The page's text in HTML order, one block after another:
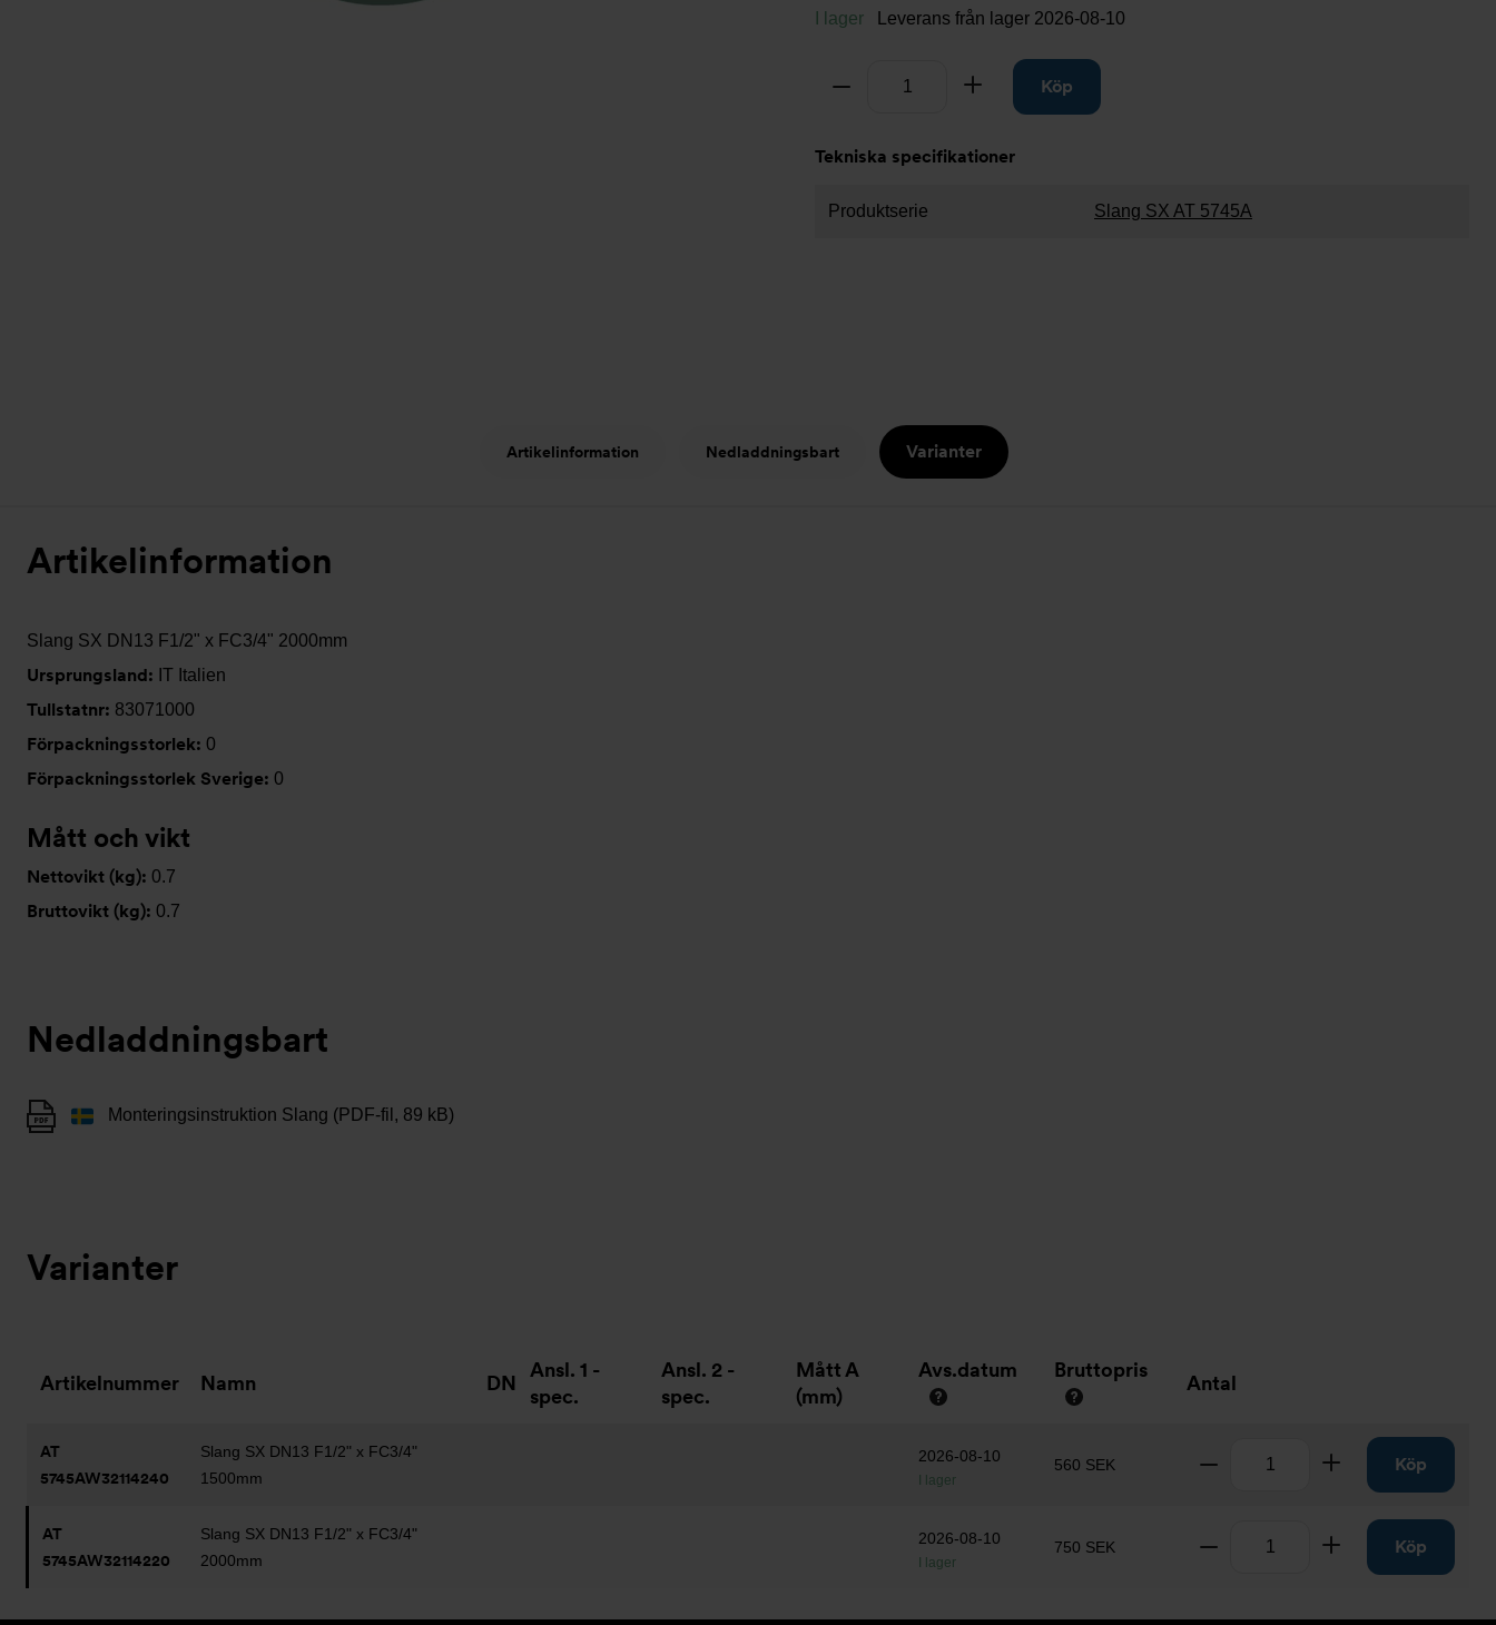
I lager Leverans från lager 2026-08-10
Ta bort Lägg tillKöp
Tekniska specifikationer
Produktserie Slang SX AT 5745A
Artikelinformation Nedladdningsbart Varianter
Artikelinformation
Slang SX DN13 F1/2" x FC3/4" 2000mm
Ursprungsland: IT Italien
Tullstatnr: 83071000
Förpackningsstorlek: 0
Förpackningsstorlek Sverige: 0
Mått och vikt
Nettovikt (kg): 0.7
Bruttovikt (kg): 0.7
Nedladdningsbart
Monteringsinstruktion Slang (PDF-fil, 89 kB)
Varianter
Artikelnummer Namn DN
Ansl. 1 -
spec.
Ansl. 2 -
spec.
Mått A
(mm)
Avs.datum Bruttopris
Antal
AT
5745AW32114240
Slang SX DN13 F1/2" x FC3/4"
1500mm
2026-08-10
I lager
560 SEK Ta bort Lägg tillKöp
AT
5745AW32114220
Slang SX DN13 F1/2" x FC3/4"
2000mm
2026-08-10
I lager
750 SEK Ta bort Lägg tillKöp